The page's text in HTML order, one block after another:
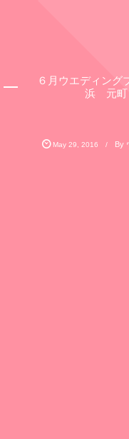
６月ウエディング
浜 元町
May 29 2016 By